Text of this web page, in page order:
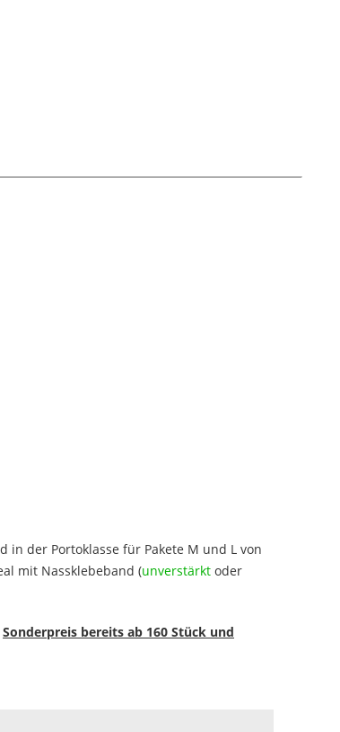
in der Portoklasse für Pakete M und L von
mit Nassklebeband (unverstärkt oder
Sonderpreis bereits ab 160 Stück und